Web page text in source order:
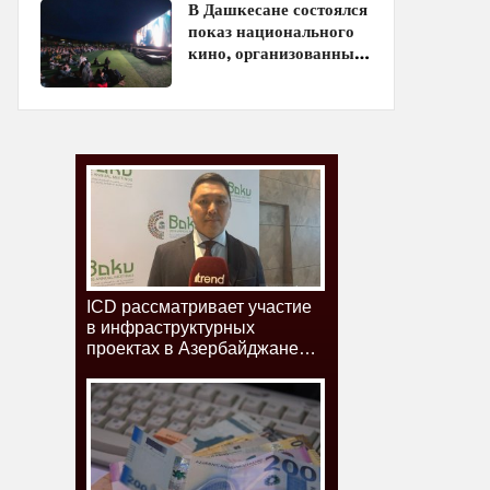
В Дашкесане состоялся
показ национального
кино, организованный